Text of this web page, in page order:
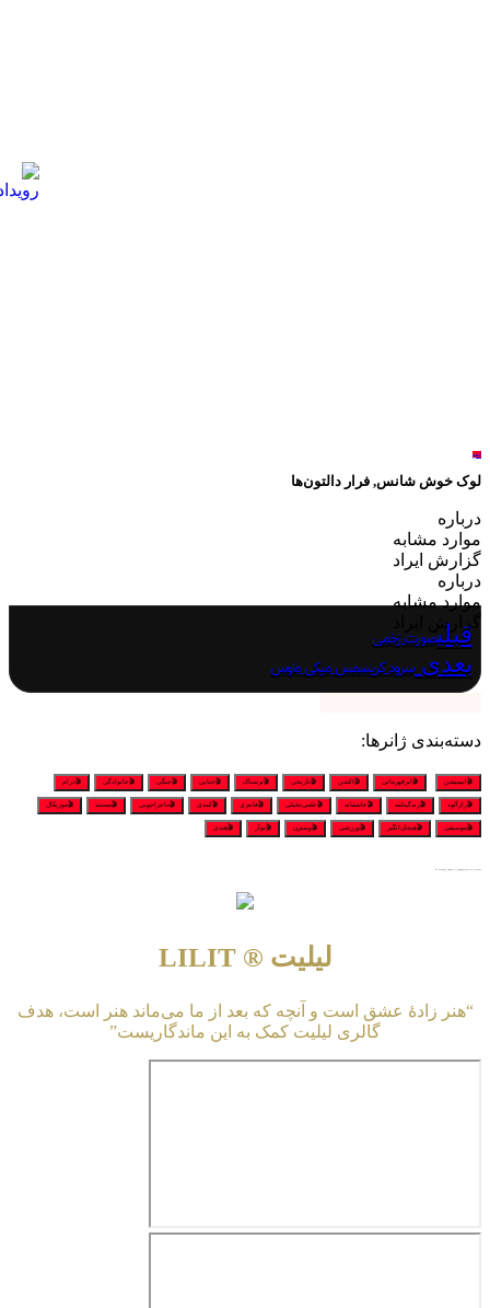
لغو
لوک خوش شانس, فرار دالتون‌ها
درباره
موارد مشابه
گزارش ایراد
درباره
موارد مشابه
گزارش ایراد
قبلیصورت زخمی
بعدیسرود کریسمس میکی ماوس
دسته‌بندی ژانرها:
🎬انیمیشن 🎬ابرقهرمانی 🎬اکشن 🎬تاریخی 🎬ترسناک 🎬جنایی 🎬جنگی 🎬خانوادگی 🎬درام
🎬رازآلود 🎬زندگینامه 🎬عاشقانه 🎬علمی‌تخیلی 🎬فانتزی 🎬کمدی 🎬ماجراجویی 🎬مستند 🎬موزیکال
🎬موسیقی 🎬هیجان‌انگیز 🎬ورزشی 🎬وسترن 🎬نوآر 🎬هندی
لیلیت ® LILIT
“هنر زادهٔ عشق است و آنچه که بعد از ما می‌ماند هنر است، هدف
گالری لیلیت کمک به این ماندگاریست”